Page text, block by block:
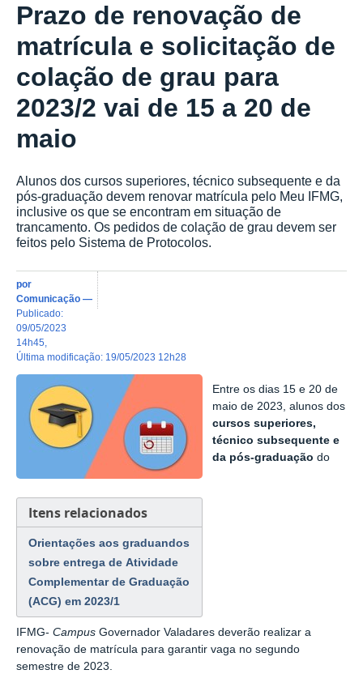
Prazo de renovação de
matrícula e solicitação de
colação de grau para
2023/2 vai de 15 a 20 de
maio
Alunos dos cursos superiores, técnico subsequente e da
pós-graduação devem renovar matrícula pelo Meu IFMG,
inclusive os que se encontram em situação de
trancamento. Os pedidos de colação de grau devem ser
feitos pelo Sistema de Protocolos.
por
Comunicação —
publicado:
09/05/2023
14h45
última modificação: 19/05/2023 12h28
Itens relacionados
Orientações aos graduandos
sobre entrega de Atividade
Complementar de Graduação
(ACG) em 2023/1
Entre os dias 15 e 20 de
maio de 2023, alunos dos
cursos superiores,
técnico subsequente e
da pós-graduaçãodo
IFMG- Campus Governador Valadares deverão realizar a
renovação de matrícula para garantir vaga no segundo
semestre de 2023.